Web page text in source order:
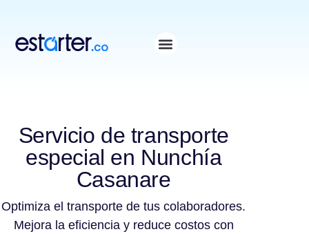
Servicio de transporte
especial en Nunchía
Casanare
Optimiza el transporte de tus colaboradores.
Mejora la eficiencia y reduce costos con